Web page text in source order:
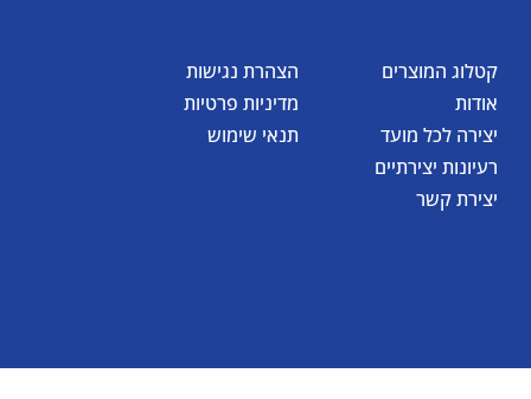
הצהרת נגישות
מדיניות פרטיות
תנאי שימוש
קטלוג המוצרים
אודות
יצירה לכל מועד
רעיונות יצירתיים
יצירת קשר